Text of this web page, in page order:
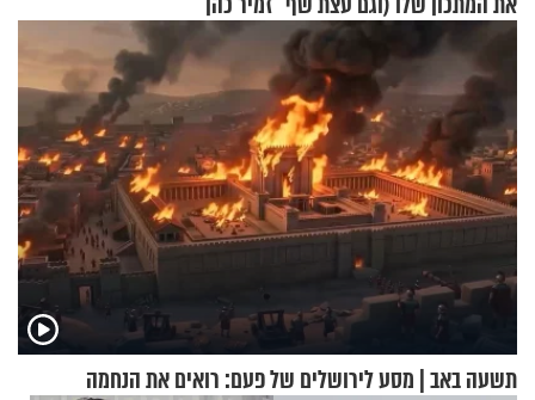
להגשת הרוטב)
תשעה באב | מסע לירושלים של פעם: רואים את הנחמה